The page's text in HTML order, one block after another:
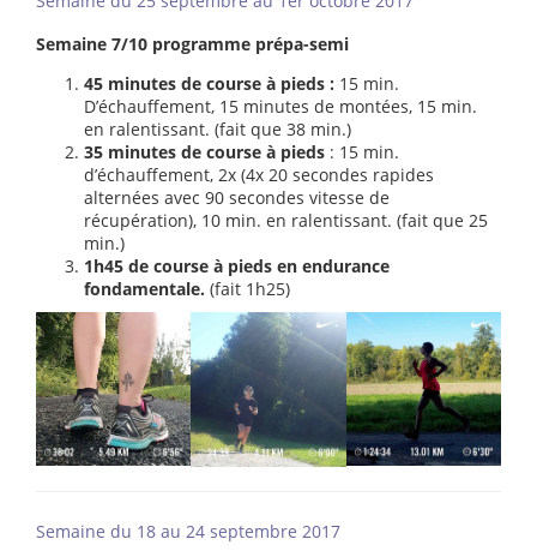
Semaine 7/10 programme prépa-semi
45 minutes de course à pieds : 15 min.
D’échauffement, 15 minutes de montées, 15 min.
en ralentissant. (fait que 38 min.)
35 minutes de course à pieds : 15 min.
d’échauffement, 2x (4x 20 secondes rapides
alternées avec 90 secondes vitesse de
récupération), 10 min. en ralentissant. (fait que 25
min.)
1h45 de course à pieds en endurance
fondamentale. (fait 1h25)
Semaine du 18 au 24 septembre 2017